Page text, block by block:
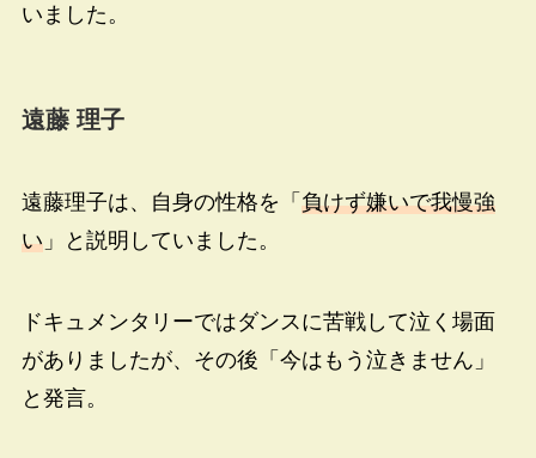
いました。
遠藤 理子
遠藤理子は、自身の性格を「 負けず嫌いで我慢強
い」と説明していました。
ドキュメンタリーではダンスに苦戦して泣く場面
がありましたが、その後「今はもう泣きません」
と発言。